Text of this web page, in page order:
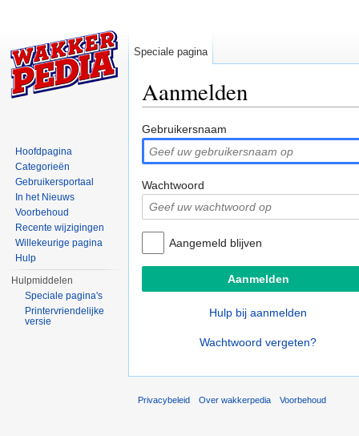
Aanmelden
Gebruikersnaam
Wachtwoord
Aangemeld blijven
Hulp bij aanmelden
Wachtwoord vergeten?
Speciale pagina
Hoofdpagina
Categorieën
Gebruikersportaal
In het Nieuws
Voorbehoud
Recente wijzigingen
Willekeurige pagina
Hulp
Hulpmiddelen
Speciale pagina's
Printervriendelijke
versie
Privacybeleid Over wakkerpedia Voorbehoud